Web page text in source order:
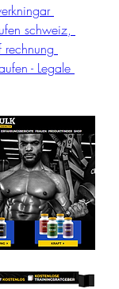
schweiz,
- Legale